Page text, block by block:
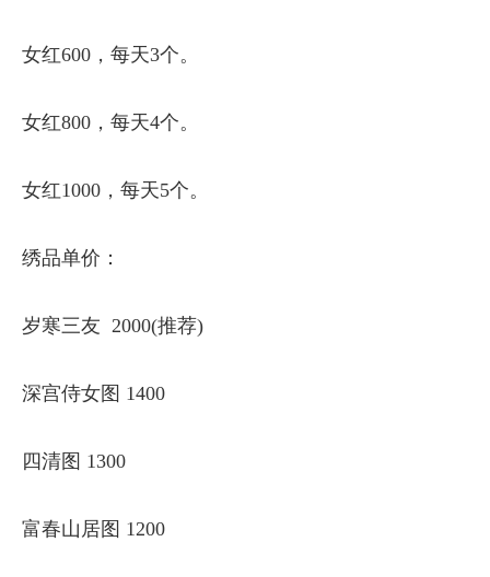
女红600，每天3个。
女红800，每天4个。
女红1000，每天5个。
绣品单价：
岁寒三友 2000(推荐)
深宫侍女图 1400
四清图 1300
富春山居图 1200